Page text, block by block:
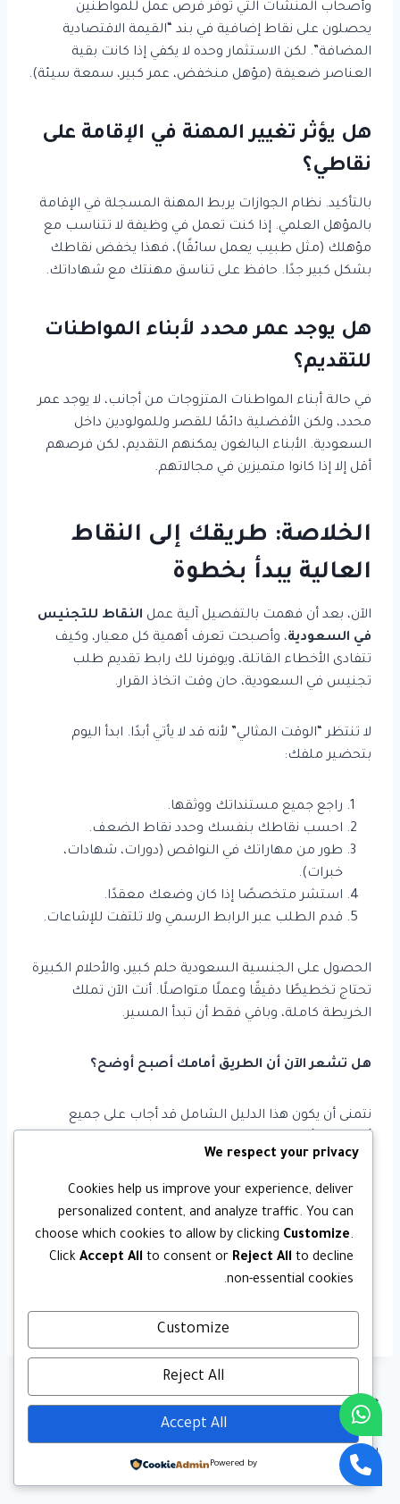
وأصحاب المنشآت التي توفر فرص عمل للمواطنين
يحصلون على نقاط إضافية في بند “القيمة الاقتصادية
المضافة”. لكن الاستثمار وحده لا يكفي إذا كانت بقية
العناصر ضعيفة (مؤهل منخفض، عمر كبير، سمعة سيئة).
هل يؤثر تغيير المهنة في الإقامة على
نقاطي؟
بالتأكيد. نظام الجوازات يربط المهنة المسجلة في الإقامة
بالمؤهل العلمي. إذا كنت تعمل في وظيفة لا تتناسب مع
مؤهلك (مثل طبيب يعمل سائقًا)، فهذا يخفض نقاطك
بشكل كبير جدًا. حافظ على تناسق مهنتك مع شهاداتك.
هل يوجد عمر محدد لأبناء المواطنات
للتقديم؟
في حالة أبناء المواطنات المتزوجات من أجانب، لا يوجد عمر
محدد، ولكن الأفضلية دائمًا للقصر وللمولودين داخل
السعودية. الأبناء البالغون يمكنهم التقديم، لكن فرصهم
أقل إلا إذا كانوا متميزين في مجالاتهم.
الخلاصة: طريقك إلى النقاط
العالية يبدأ بخطوة
الآن، بعد أن فهمت بالتفصيل آلية عمل النقاط للتجنيس
في السعودية، وأصبحت تعرف أهمية كل معيار، وكيف
تتفادى الأخطاء القاتلة، ويوفرنا لك رابط تقديم طلب
تجنيس في السعودية، حان وقت اتخاذ القرار.
لا تنتظر “الوقت المثالي” لأنه قد لا يأتي أبدًا. ابدأ اليوم
بتحضير ملفك:
راجع جميع مستنداتك ووثقها.
احسب نقاطك بنفسك وحدد نقاط الضعف.
طور من مهاراتك في النواقص (دورات، شهادات،
خبرات).
استشر متخصصًا إذا كان وضعك معقدًا.
قدم الطلب عبر الرابط الرسمي ولا تلتفت للإشاعات.
الحصول على الجنسية السعودية حلم كبير، والأحلام الكبيرة
تحتاج تخطيطًا دقيقًا وعملًا متواصلًا. أنت الآن تملك
الخريطة كاملة، وباقي فقط أن تبدأ المسير.
هل تشعر الآن أن الطريق أمامك أصبح أوضح؟
نتمنى أن يكون هذا الدليل الشامل قد أجاب على جميع
كنت جادًا في بدء رحلتك نحو الجنسية السعودية، لا تتردد في
زيارة موقعنا والاطلاع على حزم الاستشارات المتخصصة
التي نقدمها. فريقنا من المستشارين القانونيين المعتمدين
مستعد لمساعدتك في تقييم ملفك، وتصحيح الأخطاء
قبل التقديم، ومتابعة طلبك خطوة بخطوة حتى النهاية.
تصفّح
المقالات
السابق
فرص تجنيس المقيمين في
السعودية: هل تنطبق عليك
المعايير الجديدة؟
التالي
السعودية | كيف تبدأ
We respect your privacy
Cookies help us improve your experience, deliver
personalized content, and analyze traffic. You can
choose which cookies to allow by clicking Customize.
ClickAccept All to consent or Reject All to decline
non-essential cookies.
Customize
Reject All
Accept All
Powered by